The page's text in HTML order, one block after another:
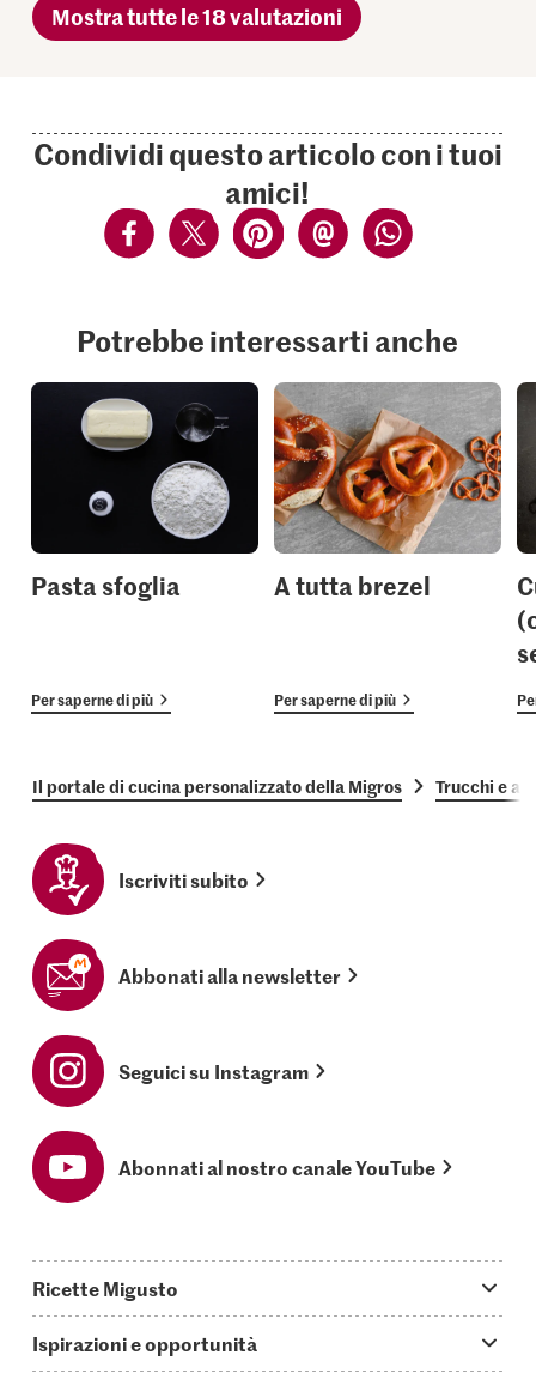
Mostra tutte le 18 valutazioni
Condividi questo articolo con i tuoi
amici!
Potrebbe interessarti anche
Pasta sfoglia
Per saperne di più
A tutta brezel
Per saperne di più
Il portale di cucina personalizzato della Migros Trucchi e
Iscriviti subito
Abbonati alla newsletter
Seguici su Instagram
Abonnati al nostro canale YouTube
Ricette Migusto
Ispirazioni e opportunità